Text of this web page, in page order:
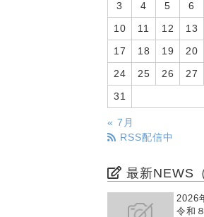
3 4 5 6
10 11 12 13
17 18 19 20
24 25 26 27
31
« 7月
RSS配信中
最新NEWS
2026
令和